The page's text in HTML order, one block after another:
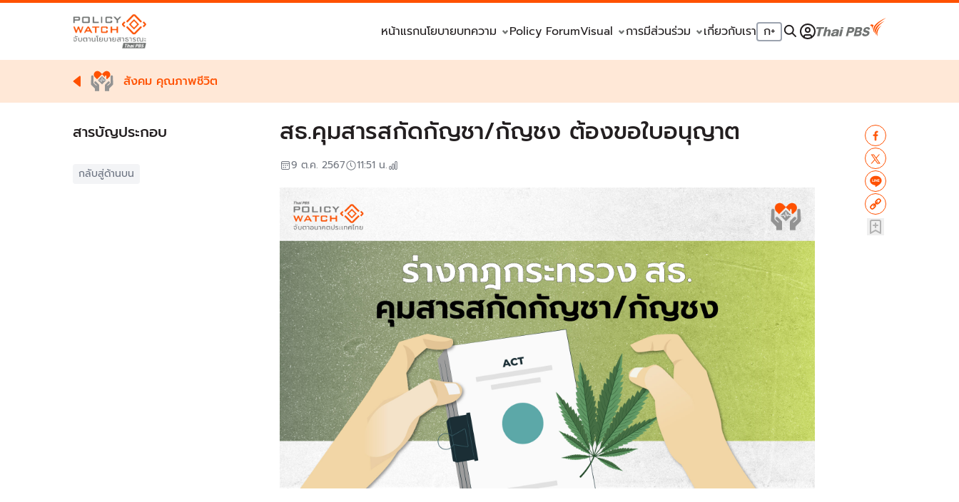
หน้าแรกนโยบายบทความ Policy ForumVisual การมีส่วนร่วม เกี่ยวกับเรา ก+
สังคม คุณภาพชีวิต
สารบัญประกอบ
กลับสู่ด้านบน
สธ.คุมสารสกัดกัญชา/กัญชง ต้องขอใบอนุญาต
9 ต.ค. 2567 11:51 น.